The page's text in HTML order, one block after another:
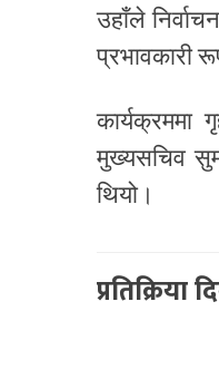
उहाँले
प्रभावकारी
कार्यक्रममा
मुख्यसचिव
थियो।
प्रतिक्रिया